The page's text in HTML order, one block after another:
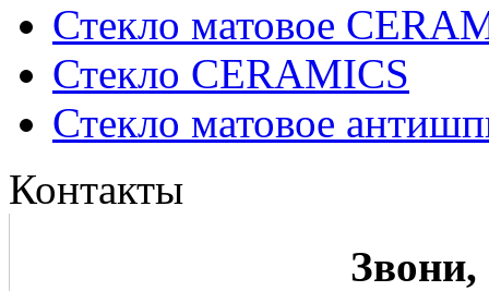
Стекло матовое
Стекло CERAMICS
Стекло матовое
Контакты